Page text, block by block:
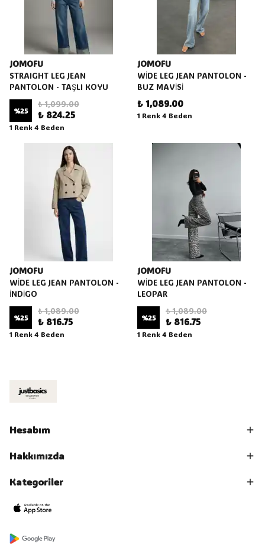
JOMOFU
STRAIGHT LEG JEAN
PANTOLON - TAŞLI KOYU
%25
₺ 1,099.00
₺ 824.25
1 Renk 4 Beden
JOMOFU
WİDE LEG JEAN PANTOLON -
BUZ MAVİSİ
₺ 1,089.00
1 Renk 4 Beden
JOMOFU
WİDE LEG JEAN PANTOLON -
İNDİGO
%25
₺ 1,089.00
₺ 816.75
1 Renk 4 Beden
JOMOFU
WİDE LEG JEAN PANTOLON -
LEOPAR
%25
₺ 1,089.00
₺ 816.75
1 Renk 4 Beden
Hesabım
Hakkımızda
Kategoriler